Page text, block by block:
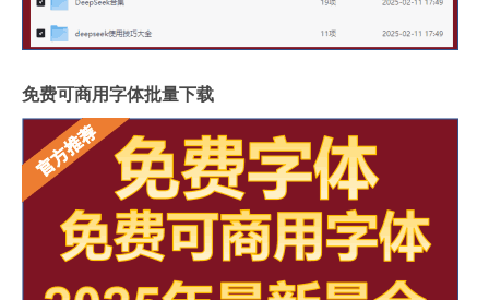
免费可商用字体批量下载